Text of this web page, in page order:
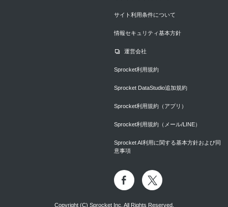
サイト利用条件について
情報セキュリティ基本方針
運営会社
Sprocket利用規約
Sprocket DataStudio追加規約
Sprocket利用規約（アプリ）
Sprocket利用規約（メール/LINE）
Sprocket AI利用に関する基本方針および同
意事項
Copyright (C) Sprocket Inc. All Rights Reserved.